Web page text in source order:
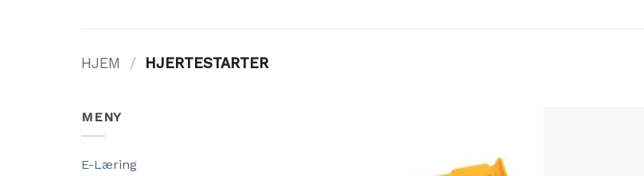
HJEM / HJERTESTARTER
MENY
E-Læring